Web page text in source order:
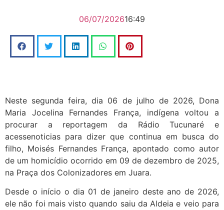
06/07/202616:49
Neste segunda feira, dia 06 de julho de 2026, Dona
Maria Jocelina Fernandes França, indígena voltou a
procurar a reportagem da Rádio Tucunaré e
acessenoticias para dizer que continua em busca do
filho, Moisés Fernandes França, apontado como autor
de um homicídio ocorrido em 09 de dezembro de 2025,
na Praça dos Colonizadores em Juara.
Desde o início o dia 01 de janeiro deste ano de 2026,
ele não foi mais visto quando saiu da Aldeia e veio para